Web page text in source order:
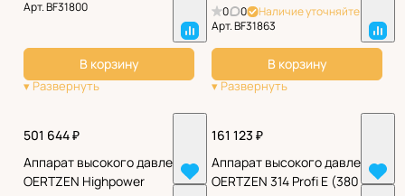
Арт.BF31800
В корзину
0 0
Наличие уточняйте
Арт.BF31863
В корзину
501 644 ₽
Аппарат высокого давления
OERTZEN Highpower
161 123 ₽
Аппарат высокого давления
OERTZEN 314 Profi E (380 В)